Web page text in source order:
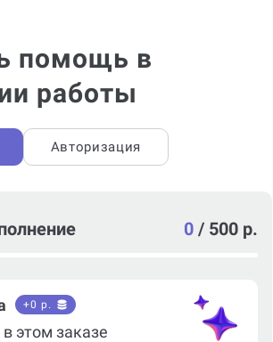
помощь в
работы
Авторизация
0 / 500 р.
+0 р.
этом заказе